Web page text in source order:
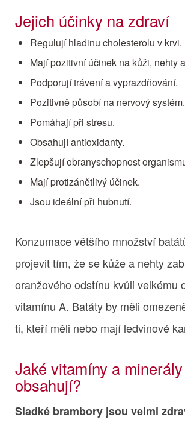
Jejich účinky na zdraví
Regulují hladinu cholesterolu v krvi.
Mají pozitivní účinek na kůži, nehty a
Podporují trávení a vyprazdňování.
Pozitivně působí na nervový systém.
Pomáhají při stresu.
Obsahují antioxidanty.
Zlepšují obranyschopnost
Mají protizánětlivý účinek.
Jsou ideální při hubnutí.
Konzumace většího množství
projevit tím, že se kůže a nehty
oranžového odstínu kvůli velkému
vitamínu A. Batáty by měli
ti, kteří měli nebo mají ledvinové
Jaké vitamíny a minerály
obsahují?
Sladké brambory jsou velmi